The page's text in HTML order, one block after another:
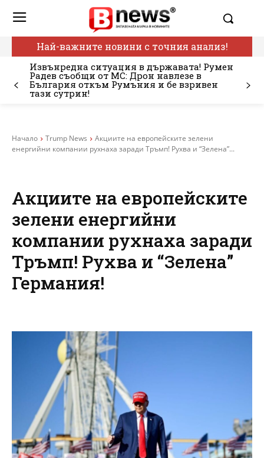
Най-важните новини с точния анализ!
Извънредна ситуация в държавата! Румен
Радев съобщи от МС: Дрон навлезе в
България откъм Румъния и бе взривен
тази сутрин!
Начало Trump News
Акциите на европейските зелени
енергийни компании рухнаха заради Тръмп! Рухва и “Зелена”...
Акциите на европейските
зелени енергийни
компании рухнаха заради
Тръмп! Рухва и “Зелена”
Германия!